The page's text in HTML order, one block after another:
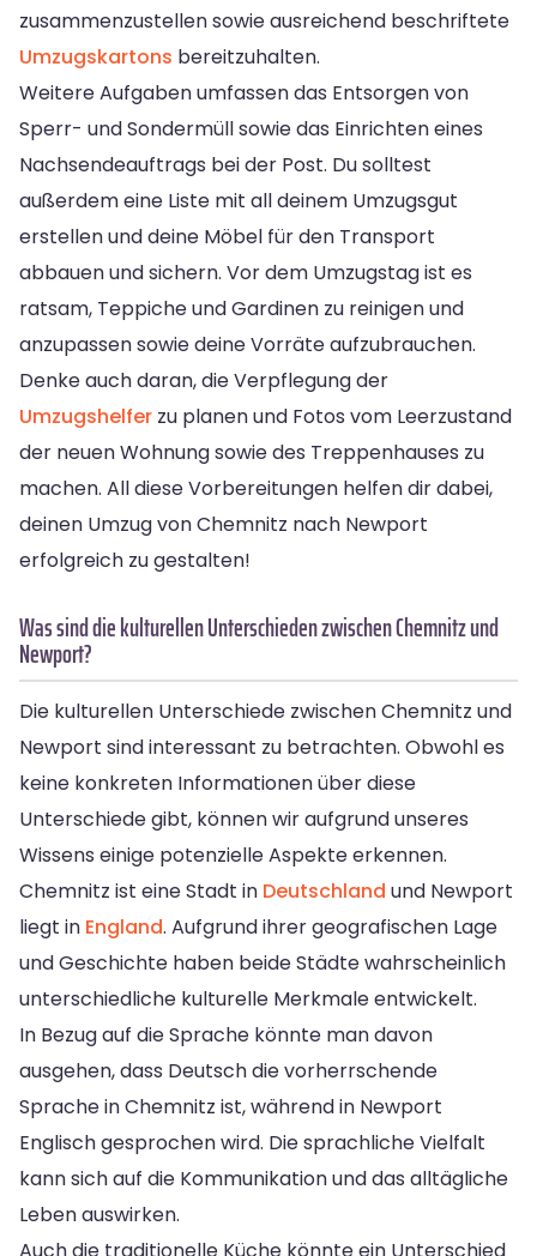
zusammenzustellen sowie ausreichend beschriftete
Umzugskartons bereitzuhalten.
Weitere Aufgaben umfassen das Entsorgen von
Sperr- und Sondermüll sowie das Einrichten eines
Nachsendeauftrags bei der Post. Du solltest
außerdem eine Liste mit all deinem Umzugsgut
erstellen und deine Möbel für den Transport
abbauen und sichern. Vor dem Umzugstag ist es
ratsam, Teppiche und Gardinen zu reinigen und
anzupassen sowie deine Vorräte aufzubrauchen.
Denke auch daran, die Verpflegung der
Umzugshelfer zu planen und Fotos vom Leerzustand
der neuen Wohnung sowie des Treppenhauses zu
machen. All diese Vorbereitungen helfen dir dabei,
deinen Umzug von Chemnitz nach Newport
erfolgreich zu gestalten!
Was sind die kulturellen Unterschieden zwischen Chemnitz und
Newport?
Die kulturellen Unterschiede zwischen Chemnitz und
Newport sind interessant zu betrachten. Obwohl es
keine konkreten Informationen über diese
Unterschiede gibt, können wir aufgrund unseres
Wissens einige potenzielle Aspekte erkennen.
Chemnitz ist eine Stadt in Deutschland und Newport
liegt in England. Aufgrund ihrer geografischen Lage
und Geschichte haben beide Städte wahrscheinlich
unterschiedliche kulturelle Merkmale entwickelt.
In Bezug auf die Sprache könnte man davon
ausgehen, dass Deutsch die vorherrschende
Sprache in Chemnitz ist, während in Newport
Englisch gesprochen wird. Die sprachliche Vielfalt
kann sich auf die Kommunikation und das alltägliche
Leben auswirken.
Auch die traditionelle Küche könnte ein Unterschied